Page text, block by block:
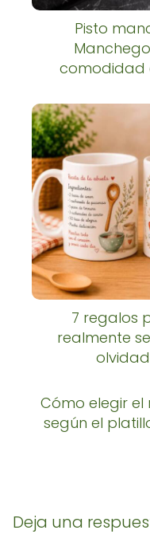
Pisto
comodidad
7 regalos
realmente
Cómo elegir
según el
Deja una